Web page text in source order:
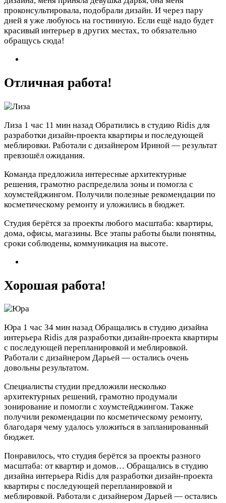
проконсультировала, подобрали дизайн. И через пару
дней я уже любуюсь на гостинную. Если ещё надо будет
красивый интерьер в других местах, то обязательно
обращусь сюда!
Отличная работа!
Лиза 1 час 11 мин назад Обратились в студию Ridis для
разработки дизайн-проекта квартиры и последующей
меблировки. Работали с дизайнером Ириной — результат
превзошёл ожидания.
Команда предложила интересные архитектурные
решения, грамотно распределила зоны и помогла с
хоумстейджингом. Получили полезные рекомендации по
косметическому ремонту и уложились в бюджет.
Студия берётся за проекты любого масштаба: квартиры,
дома, офисы, магазины. Все этапы работы были понятны,
сроки соблюдены, коммуникация на высоте.
Хорошая работа!
Юра 1 час 34 мин назад Обращались в студию дизайна
интерьера Ridis для разработки дизайн-проекта квартиры
с последующей перепланировкой и меблировкой.
Работали с дизайнером Дарьей — остались очень
довольны результатом.
Специалисты студии предложили несколько
архитектурных решений, грамотно продумали
зонирование и помогли с хоумстейджингом. Также
получили рекомендации по косметическому ремонту,
благодаря чему удалось уложиться в запланированный
бюджет.
Понравилось, что студия берётся за проекты разного
масштаба: от квартир и домов… Обращались в студию
дизайна интерьера Ridis для разработки дизайн-проекта
квартиры с последующей перепланировкой и
меблировкой. Работали с дизайнером Дарьей — остались